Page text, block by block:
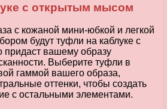
с открытым мысом
с кожаной мини-юбкой и легкой
будут туфли на каблуке с
вашему образу
Выберите туфли в
гаммой вашего образа,
оттенки, чтобы создать
с остальными элементами.